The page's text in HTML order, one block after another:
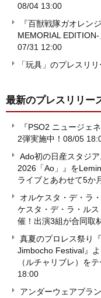
08/04 13:00
『百獣戦隊ガオレン
MEMORIAL
07/31 12:00
「玩具」のプレスリ
最新のプレスリリー
『PSO2 ニュージェ
2弾実施中！ 08/05
Ado初の日産スタジ
2026「Ao」』を
ライブとあわせて5か
オルケスタ・デ・ラ
ケスタ・デ・ラ・ル
催！出演3組が合同取
真夏のプロレス祭り
Jimbocho Festival』
（ルチャリブレ）を
18:00
アンダーウェアブラ